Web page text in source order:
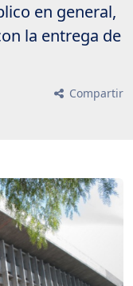
en general,
la entrega de
Compartir